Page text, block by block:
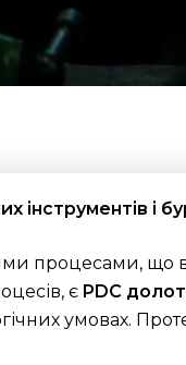
інструментів і
процесами,
є PDC
умовах.